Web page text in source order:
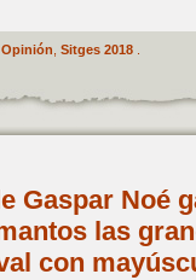
Opinión Sitges 2018.
Gaspar Noé
las
con